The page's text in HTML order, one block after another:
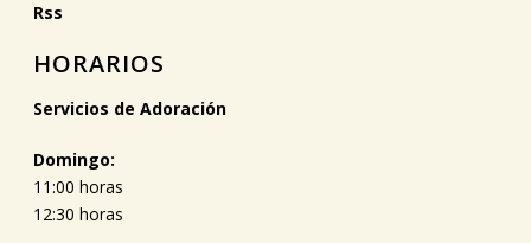
Rss
HORARIOS
Servicios de Adoración
Domingo:
11:00 horas
12:30 horas